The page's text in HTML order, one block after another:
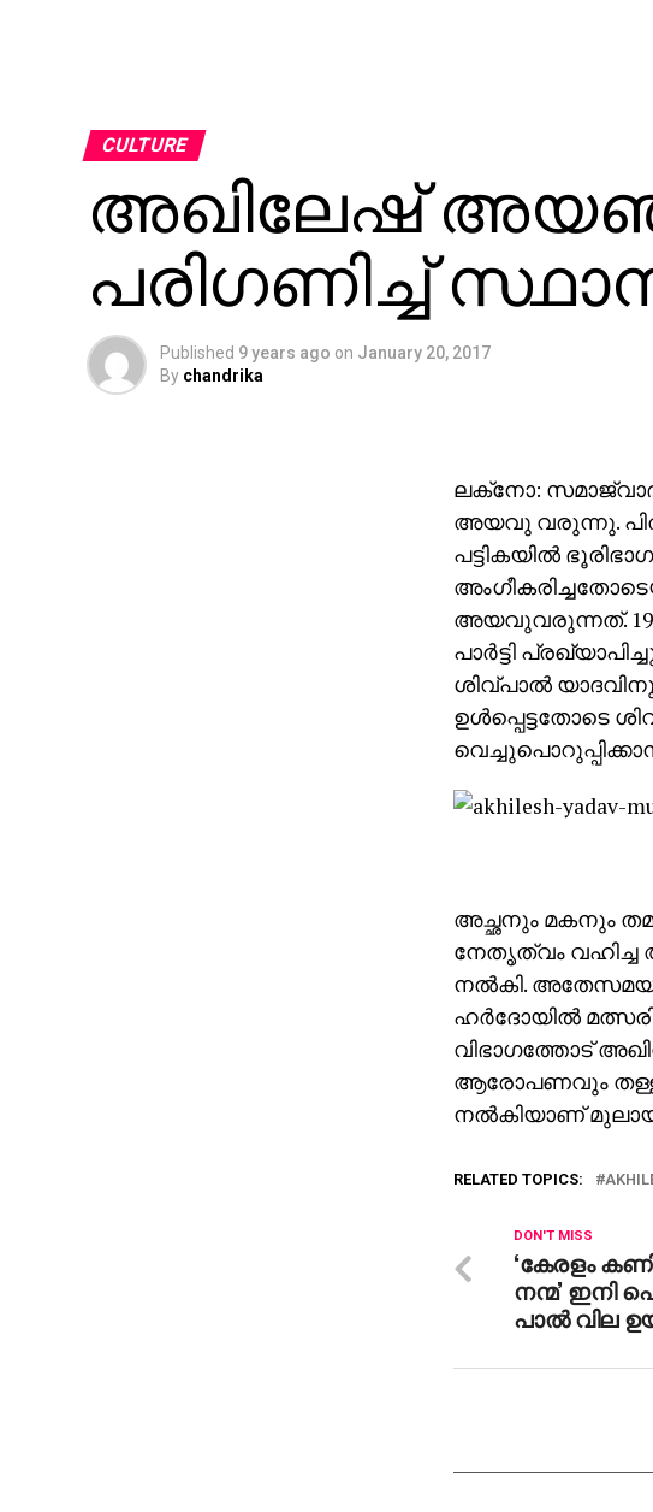
CULTURE
അഖിലേഷ്
പരിഗണിച്ച്
Published 9 years ago on January 20, 2017
By chandrika
ലക്‌നോ:
അയവു വരുന്നു.
പട്ടികയില്‍
അയവുവരുന്നത്. 191
പാര്‍ട്ടി
ശിവ്പാല്‍
ഉള്‍പ്പെട്ടതോടെ
അച്ഛനും മകനും
നേതൃത്വം വഹിച്ച
നല്‍കി.
ഹര്‍ദോയില്‍
വിഭാഗത്തോട്
ആരോപണവും തള്ളി.
നല്‍കിയാണ്
RELATED TOPICS:
DON'T MISS
‘കേരളം
നന്മ’ ഇനി
പാല്‍ വില